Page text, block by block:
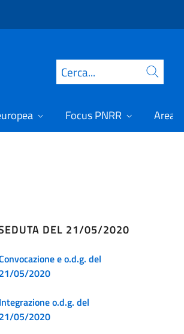
Cerca
Focus PNRR Area
DEL 21/05/2020
e o.d.g. del
21/05/2020
Integrazione o.d.g. del
21/05/2020